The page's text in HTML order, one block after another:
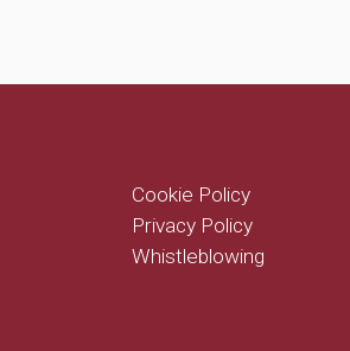
Cookie Policy
Privacy Policy
Whistleblowing